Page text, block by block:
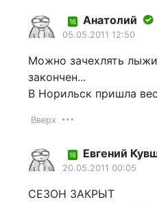
16 Анатолий
05.05.2011 12:50
Можно зачехлять
закончен...
В Норильск пришла
Вверх
18 Евгений
20.05.2011 00:05
СЕЗОН ЗАКРЫТ